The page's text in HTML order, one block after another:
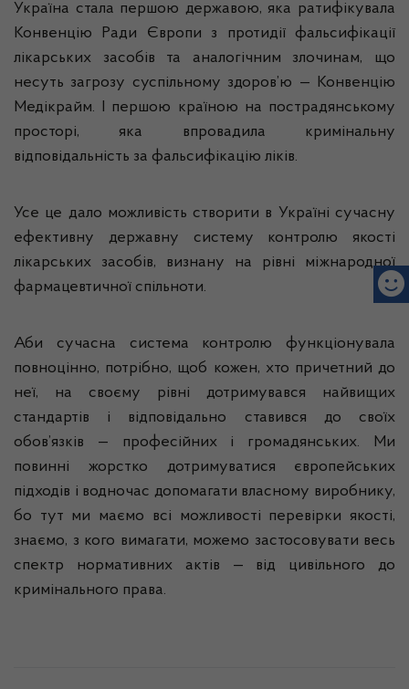
Україна стала першою державою, яка ратифікувала
Конвенцію Ради Європи з протидії
фальсифікації
лікарських
засобів та аналогічним злочинам, що
несуть загрозу суспільному здоров’ю — Конвенцію
Медікрайм. І першою країною на пострадянському
просторі, яка впровадила
кримінальну
відповідальність за фальсифікацію ліків.
Усе це дало можливість створити в Україні сучасну
ефективну
державну систему контролю якості
лікарських
засобів, визнану на рівні
міжнародної
фармацевтичної спільноти.
Аби сучасна система контролю функціонувала
повноцінно, потрібно, щоб кожен, хто причетний до
неї, на своєму рівні дотримувався
найвищих
стандартів і відповідально ставився до своїх
обов’язків — професійнихі громадянських. Ми
повинні
жорстко дотримуватися
європейських
підходів і водночас допомагати власному виробнику,
бо тут ми маємо всі можливості перевірки якості,
знаємо, з кого вимагати, можемо застосовувати весь
спектр нормативних актів — від цивільного до
кримінального права.